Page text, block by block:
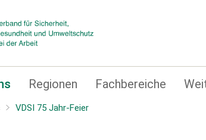
Regionen Fachbereiche
VDSI 75 Jahr-Feier